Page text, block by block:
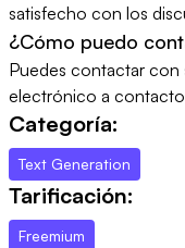
satisfecho con los
¿Cómo puedo
Puedes contactar
electrónico a
Categoría:
Text Generation
Tarificación:
Freemium